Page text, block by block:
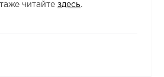
читайтездесь.